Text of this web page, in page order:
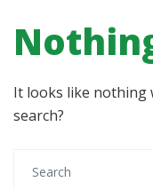
It looks like nothing
search?